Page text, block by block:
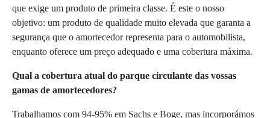
que exige um produto de primeira classe. É este o nosso
objetivo: um produto de qualidade muito elevada que garanta a
segurança que o amortecedor representa para o automobilista,
enquanto oferece um preço adequado e uma cobertura máxima.
Qual a cobertura atual do parque circulante das vossas
gamas de amortecedores?
Trabalhamos com 94-95% em Sachs e Boge, mas incorporámos